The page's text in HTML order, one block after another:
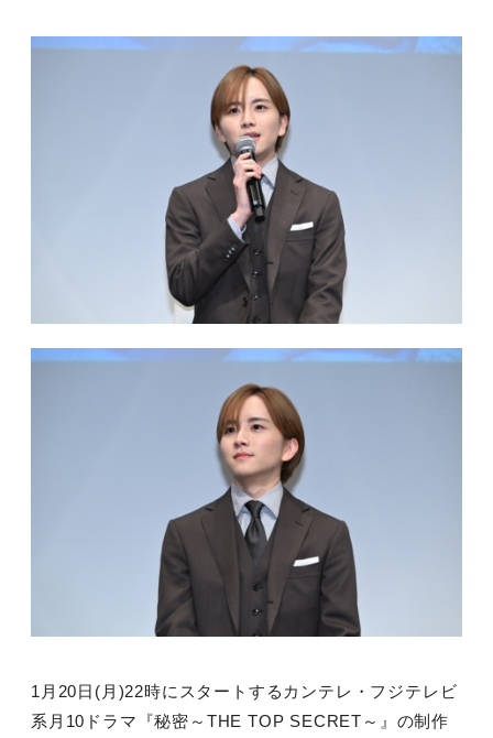
1月20日(月)22時にスタートするカンテレ・フジテレビ
系月10ドラマ『秘密～THE TOP SECRET～』の制作